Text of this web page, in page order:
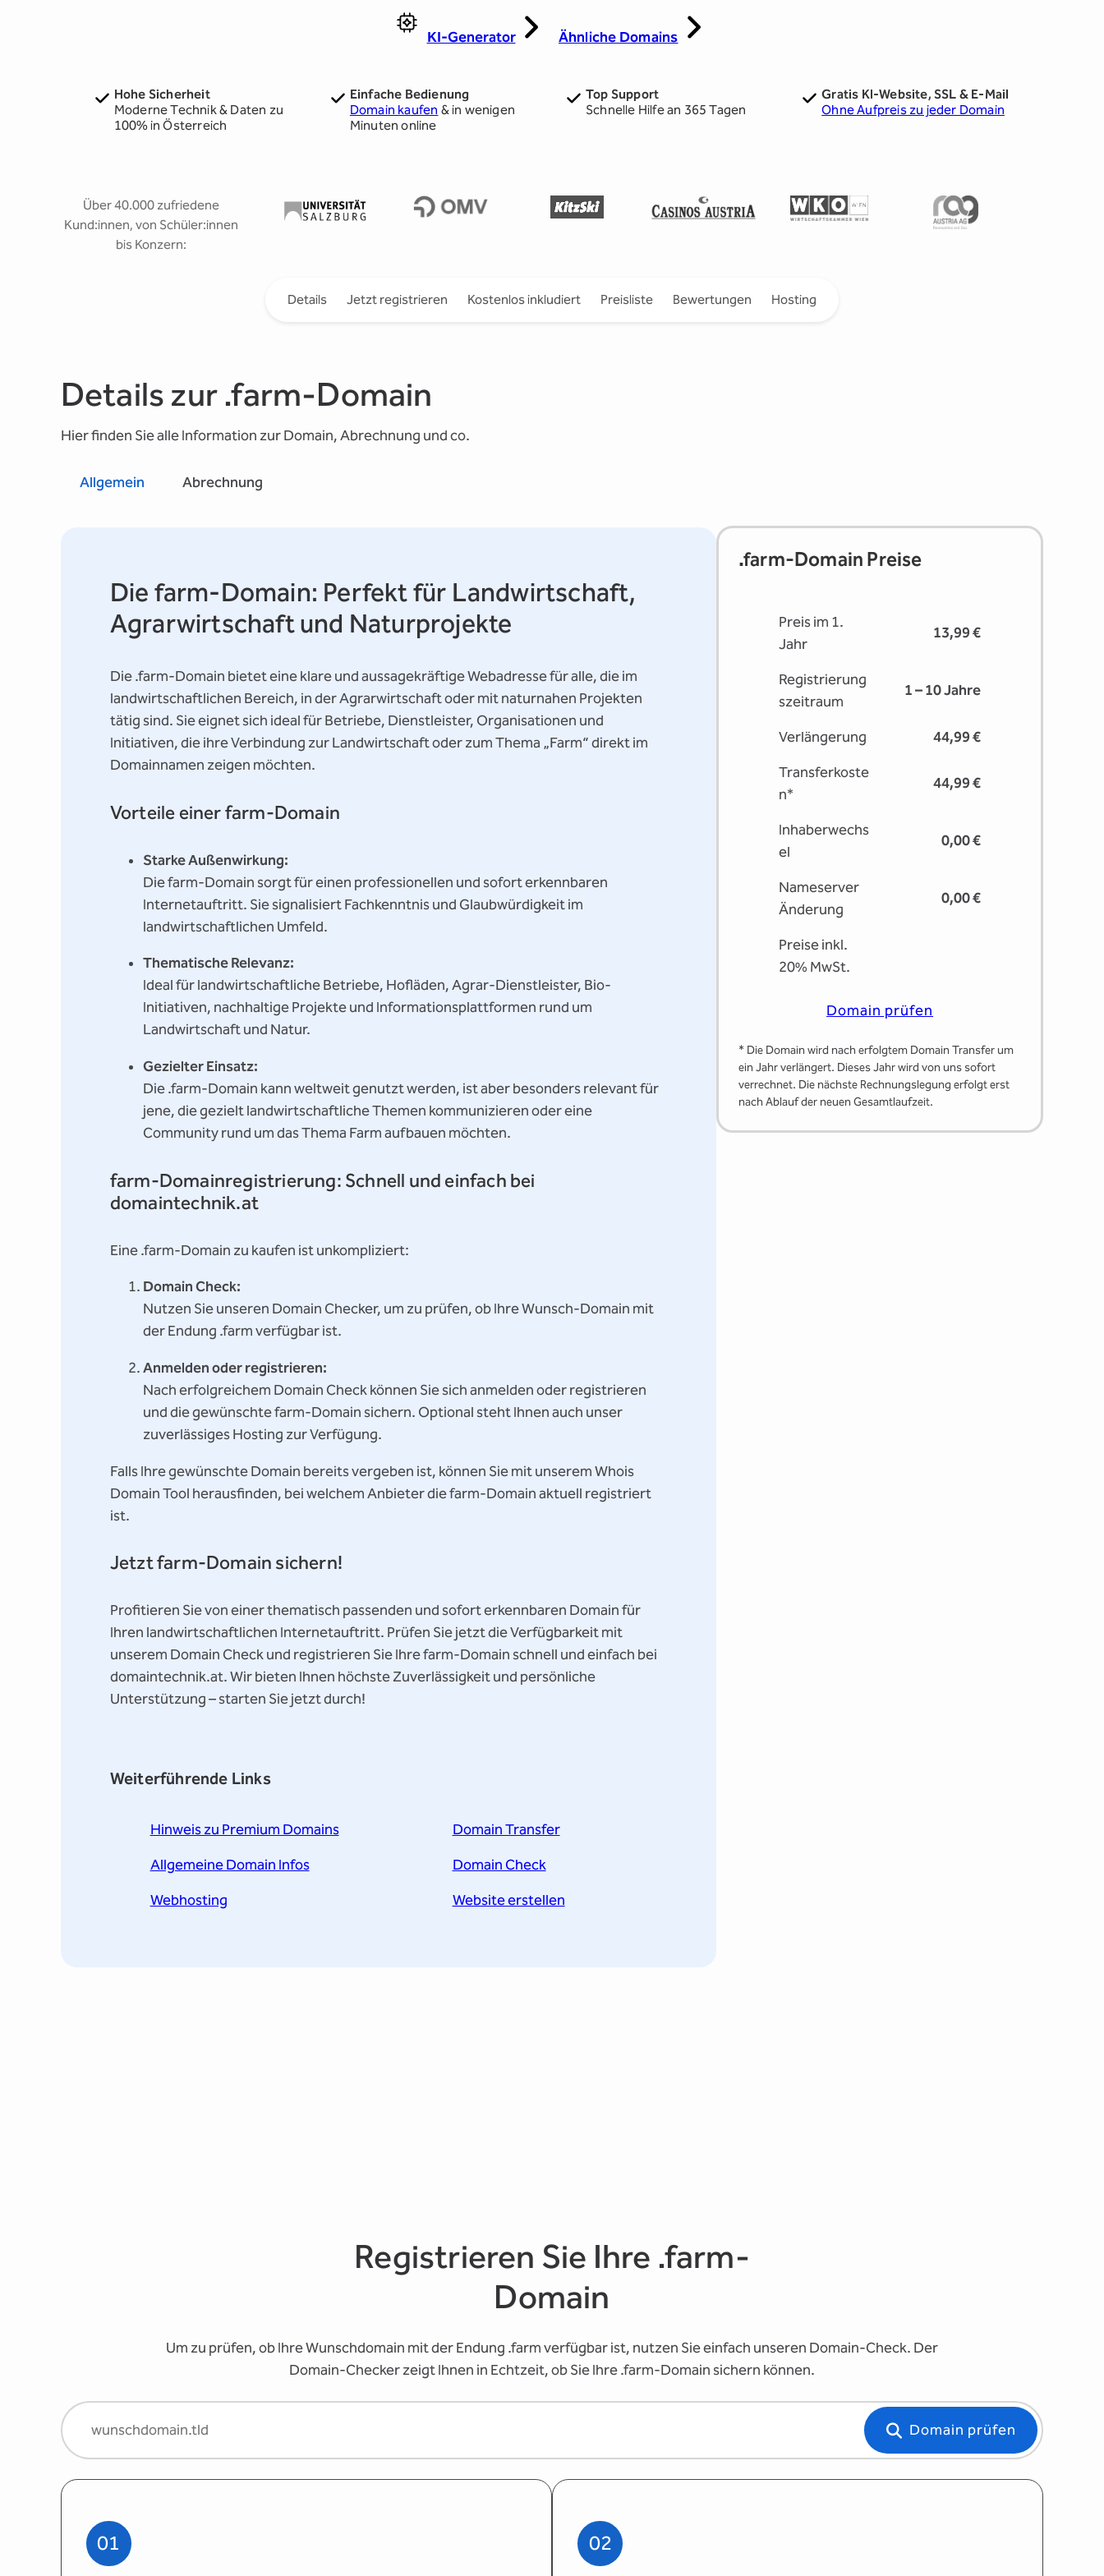
KI-Generator Ähnliche Domains
Hohe Sicherheit
Moderne Technik & Daten zu
100% in Österreich
Einfache Bedienung
Domain kaufen & in wenigen
Minuten online
Top Support
Schnelle Hilfe an 365 Tagen
Gratis KI-Website, SSL & E-Mail
Ohne Aufpreis zu jeder Domain
Über 40.000 zufriedene
Kund:innen, von Schüler:innen
bis Konzern:
Slide 2 of 3
Details Jetzt registrieren Kostenlos inkludiert Preisliste Bewertungen Hosting
Details zur .farm-Domain
Hier finden Sie alle Information zur Domain, Abrechnung und co.
Allgemein Abrechnung
Die farm-Domain: Perfekt für Landwirtschaft,
Agrarwirtschaft und Naturprojekte
Die .farm-Domain bietet eine klare und aussagekräftige Webadresse für alle, die im
landwirtschaftlichen Bereich, in der Agrarwirtschaft oder mit naturnahen Projekten
tätig sind. Sie eignet sich ideal für Betriebe, Dienstleister, Organisationen und
Initiativen, die ihre Verbindung zur Landwirtschaft oder zum Thema „Farm“ direkt im
Domainnamen zeigen möchten.
Vorteile einer farm-Domain
Starke Außenwirkung:
Die farm-Domain sorgt für einen professionellen und sofort erkennbaren
Internetauftritt. Sie signalisiert Fachkenntnis und Glaubwürdigkeit im
landwirtschaftlichen Umfeld.
Thematische Relevanz:
Ideal für landwirtschaftliche Betriebe, Hofläden, Agrar-Dienstleister, Bio-
Initiativen, nachhaltige Projekte und Informationsplattformen rund um
Landwirtschaft und Natur.
Gezielter Einsatz:
Die .farm-Domain kann weltweit genutzt werden, ist aber besonders relevant für
jene, die gezielt landwirtschaftliche Themen kommunizieren oder eine
Community rund um das Thema Farm aufbauen möchten.
farm-Domainregistrierung: Schnell und einfach bei
domaintechnik.at
Eine .farm-Domain zu kaufen ist unkompliziert:
Domain Check:
Nutzen Sie unseren Domain Checker, um zu prüfen, ob Ihre Wunsch-Domain mit
der Endung .farm verfügbar ist.
Anmelden oder registrieren:
Nach erfolgreichem Domain Check können Sie sich anmelden oder registrieren
und die gewünschte farm-Domain sichern. Optional steht Ihnen auch unser
zuverlässiges Hosting zur Verfügung.
Falls Ihre gewünschte Domain bereits vergeben ist, können Sie mit unserem Whois
Domain Tool herausfinden, bei welchem Anbieter die farm-Domain aktuell registriert
ist.
Jetzt farm-Domain sichern!
Profitieren Sie von einer thematisch passenden und sofort erkennbaren Domain für
Ihren landwirtschaftlichen Internetauftritt. Prüfen Sie jetzt die Verfügbarkeit mit
unserem Domain Check und registrieren Sie Ihre farm-Domain schnell und einfach bei
domaintechnik.at. Wir bieten Ihnen höchste Zuverlässigkeit und persönliche
Unterstützung – starten Sie jetzt durch!
Weiterführende Links
Hinweis zu Premium Domains Domain Transfer
Allgemeine Domain Infos Domain Check
Webhosting Website erstellen
.farm-Domain Preise
Preis im 1.
Jahr
13,99 €
Registrierung
s­zeitraum
1 – 10 Jahre
Verlängerung 44,99 €
Transferkoste
n*
44,99 €
Inhaberwechs
el
0,00 €
Nameserver
Änderung
0,00 €
Preise inkl.
20% MwSt.
Domain prüfen
* Die Domain wird nach erfolgtem Domain Transfer um
ein Jahr verlängert. Dieses Jahr wird von uns sofort
verrechnet. Die nächste Rechnungslegung erfolgt erst
nach Ablauf der neuen Gesamtlaufzeit.
Registrieren Sie Ihre .farm-
Domain
Um zu prüfen, ob Ihre Wunschdomain mit der Endung .farm verfügbar ist, nutzen Sie einfach unseren Domain-Check. Der
Domain-Checker zeigt Ihnen in Echtzeit, ob Sie Ihre .farm-Domain sichern können.
Domain prüfen
01 02